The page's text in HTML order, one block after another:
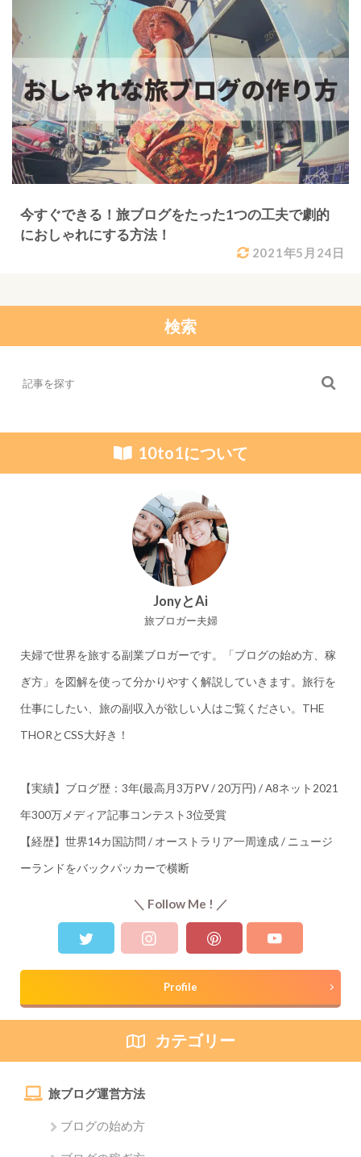
2021年5月24日
今すぐできる！旅ブログをたった1つの工夫で劇的
におしゃれにする方法！
検索
10to1について
JonyとAi
旅ブロガー夫婦
夫婦で世界を旅する副業ブロガーです。「ブログの始め方、稼
ぎ方」を図解を使って分かりやすく解説していきます。旅行を
仕事にしたい、旅の副収入が欲しい人はご覧ください。THE
THORとCSS大好き！
【実績】ブログ歴：3年(最高月3万PV / 20万円) / A8ネット2021
年300万メディア記事コンテスト3位受賞
【経歴】世界14カ国訪問 / オーストラリア一周達成 / ニュージ
ーランドをバックパッカーで横断
＼ Follow Me ! ／
Profile
カテゴリー
旅ブログ運営方法
ブログの始め方